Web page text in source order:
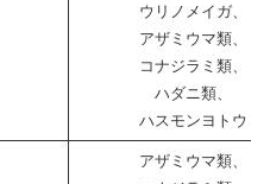
ウリノメイガ、
アザミウマ類、
コナジラミ類、
ハダニ類、
ハスモンヨトウ
アザミウマ類、